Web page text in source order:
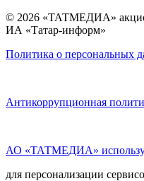
© 2026 «ТАТМЕДИА»
ИА «Татар-информ»
Политика о персональных
Антикоррупционная
АО «ТАТМЕДИА»
для персонализации